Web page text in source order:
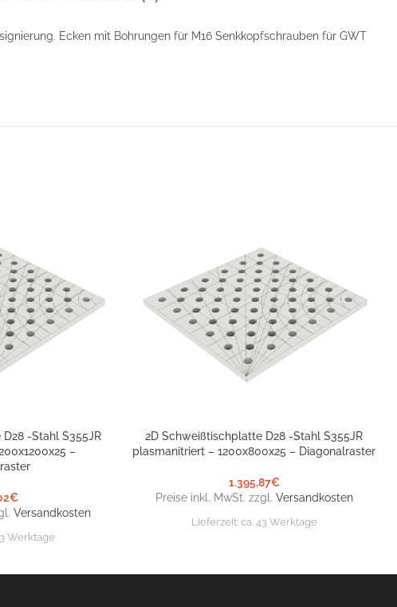
Ecken mit Bohrungen für M16 Senkkopfschrauben für GWT
-Stahl S355JR
–
€
Versandkosten
Werktage
IN DEN WARENKORB
2D Schweißtischplatte D28 -Stahl S355JR
plasmanitriert – 1200x800x25 – Diagonalraster
1.395,87€
Preise inkl. MwSt. zzgl. Versandkosten
Lieferzeit: ca. 43 Werktage